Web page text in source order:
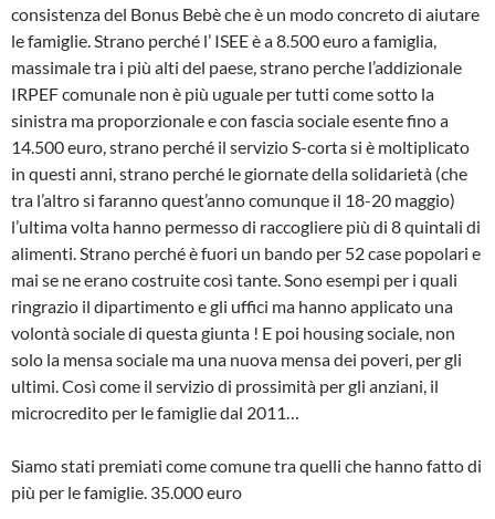
consistenza del Bonus Bebè che è un modo concreto di aiutare
le famiglie. Strano perché l’ ISEE è a 8.500 euro a famiglia,
massimale tra i più alti del paese, strano perche l’addizionale
IRPEF comunale non è più uguale per tutti come sotto la
sinistra ma proporzionale e con fascia sociale esente fino a
14.500 euro, strano perché il servizio S-corta si è moltiplicato
in questi anni, strano perché le giornate della solidarietà (che
tra l’altro si faranno quest’anno comunque il 18-20 maggio)
l’ultima volta hanno permesso di raccogliere più di 8 quintali di
alimenti. Strano perché è fuori un bando per 52 case popolari e
mai se ne erano costruite così tante. Sono esempi per i quali
ringrazio il dipartimento e gli uffici ma hanno applicato una
volontà sociale di questa giunta ! E poi housing sociale, non
solo la mensa sociale ma una nuova mensa dei poveri, per gli
ultimi. Così come il servizio di prossimità per gli anziani, il
microcredito per le famiglie dal 2011…
Siamo stati premiati come comune tra quelli che hanno fatto di
più per le famiglie. 35.000 euro